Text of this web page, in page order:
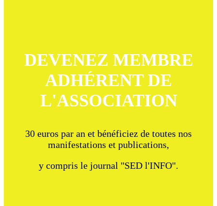
DEVENEZ MEMBRE
ADHÉRENT DE
L'ASSOCIATION
30 euros par an et bénéficiez de toutes nos
manifestations et publications,
y compris le journal "SED l'INFO".